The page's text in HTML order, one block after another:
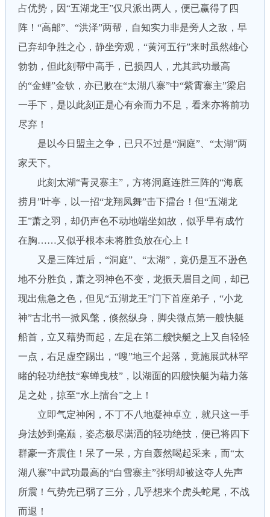
占优势，因“五湖龙王”仅只派出两人，便已赢得了四
阵！“高邮”、“洪泽”两帮，自知实力非是旁人之敌，早
已弃却争胜之心，静坐旁观，“黄河五行”来时虽然雄心
勃勃，但此刻帮中高手，已损四人，尤其武功最高
的“金鲤”金钦，亦已败在“太湖八寨”中“紫霄寨主”梁启
一手下，是以此刻正是心有余而力不足，看来亦将前功
尽弃！
是以今日盟主之争，已只不过是“洞庭”、“太湖”两
家天下。
此刻太湖“青灵寨主”，方将洞庭连胜三阵的“海底
捞月”叶亭，以一招“龙翔凤舞”击下擂台！但“五湖龙
王”萧之羽，却仍声色不动地端坐如故，似乎早有成竹
在胸……又似乎根本未将胜负放在心上！
又是三阵过后，“洞庭”、“太湖”，竟仍是互不逊色
地不分胜负，萧之羽神色不变，龙振天眉目之间，却已
现出焦急之色，但见“五湖龙王”门下首座弟子，“小龙
神”古北书一掀风氅，倏然纵身，脚尖微点第一艘快艇
船首，立又藉势而起，左足在第二艘快艇之上又自轻轻
一点，右足虚空踢出，“嗖”地三个起落，竟施展武林罕
睹的轻功绝技“寒蝉曳枝”，以湖面的四艘快艇为藉力落
足之处，掠至“水上擂台”之上！
立即气定神闲，不丁不八地凝神卓立，就只这一手
身法妙到毫巅，姿态极尽潇洒的轻功绝技，便已将四下
群豪一齐震住！呆了一呆，方自轰然喝起采来，而“太
湖八寨”中武功最高的“白雪寨主”张明却被这夺人先声
所震！气势先已弱了三分，几乎想来个虎头蛇尾，不战
而退！